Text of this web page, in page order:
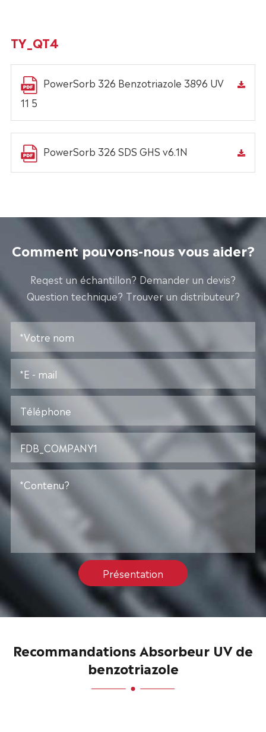
TY_QT4
PowerSorb 326 Benzotriazole 3896 UV
11 5
PowerSorb 326 SDS GHS v6.1N
Comment pouvons-nous vous aider?
Reqest un échantillon? Demander un devis?
Question technique? Trouver un distributeur?
Présentation
Recommandations Absorbeur UV de
benzotriazole